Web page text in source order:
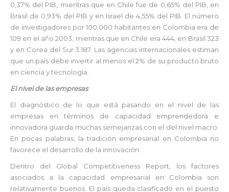
0,37% del PIB, mientras que en Chile fue de 0,65% del PIB, en
Brasil de 0,93% del PIB y en Israel de 4,55% del PIB. El número
de investigadores por 100.000 habitantes en Colombia era de
109 en el año 2003, mientras que en Chile era 444, en Brasil 323
y en Corea del Sur 3.187. Las agencias internacionales estiman
que un país debe invertir al menos el 2% de su producto bruto
en ciencia y tecnología.
El nivel de las empresas
El diagnóstico de lo que está pasando en el nivel de las
empresas en términos de capacidad emprendedora e
innovadora guarda muchas semejanzas con el del nivel macro.
En pocas palabras, la tradición empresarial en Colombia no
favorece el desarrollo de la innovación.
Dentro del Global Competitiveness Report, los factores
asociados a la capacidad empresarial en Colombia son
relativamente buenos. El país queda clasificado en el puesto